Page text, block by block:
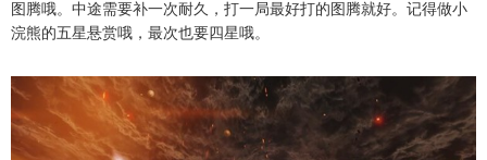
图腾哦。中途需要补一次耐久，打一局最好打的图腾就好。记得做小
浣熊的五星悬赏哦，最次也要四星哦。